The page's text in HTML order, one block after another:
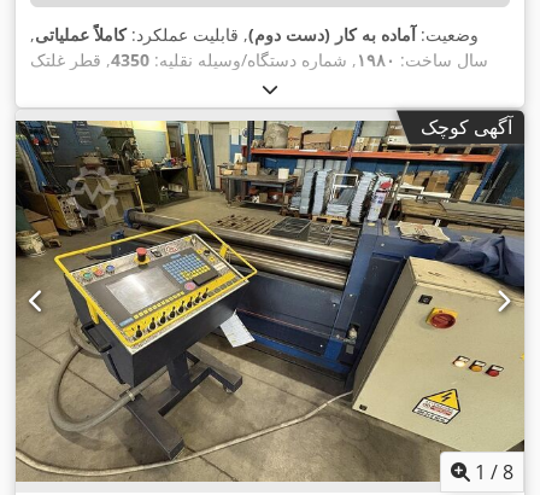
وضعیت: آماده به کار (دست دوم), قابلیت عملکرد:کاملاً عملیاتی,
سال ساخت: ۱۹۸۰, شماره دستگاه/وسیله نقلیه: 4350, قطر غلتک
, قطر غلتک (بالا):
ورق:۲۰ میلی‌متر , وزن کل:۱۴٬۲۰۰ کیلوگرم , طول کارکرد:۲٬۰۰۰
میلی‌متر, آگهی کوچک
1 /8